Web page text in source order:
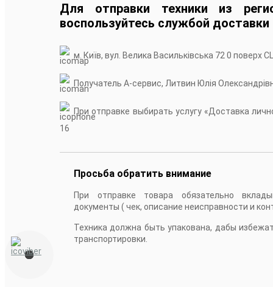
Для отправки техники из
воспользуйтесь службой доставки
м. Київ, вул. Велика Васильківська 72 0 поверх
Получатель А-сервис, Литвин Юлія
При отправке выбирать услугу «Доставка
16
Просьба обратить внимание
При отправке товара обязательно
документы ( чек, описание неисправности и
Техника должна быть упакована, дабы
транспортировки.